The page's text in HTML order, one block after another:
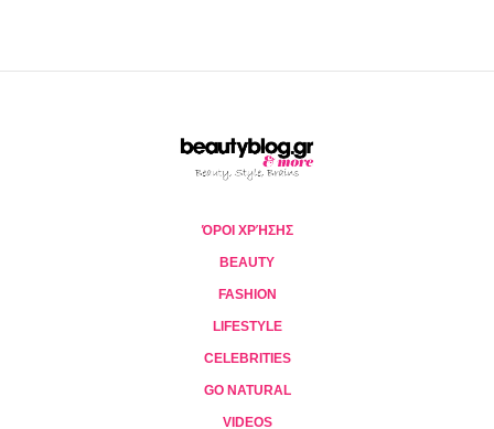
ΌΡΟΙ ΧΡΉΣΗΣ
BEAUTY
FASHION
LIFESTYLE
CELEBRITIES
GO NATURAL
VIDEOS